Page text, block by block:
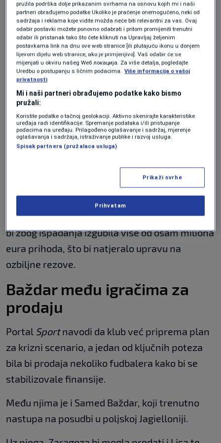
Modrić u petoj deceniji pravi
spektakularan transfer? Hrvat
potvrdio: "Želio bih ga dovesti..."
NOGOMET|13. maj.
Drakonska kazna: Suspendovan na 11
godina!
OSTALI SPORTOVI 13. maj.
Slavni španski klub zauzima pretposljednje
mjesto sa 35 osvojenih bodova, četiri manje od
sigurne zone, pa je scenario ispadanja u treći
rang španskog fudbala sve realniji.
Takav rasplet predstavljao bi ogroman
finansijski udarac za klub.
Prema procjenama španskih medija, Zaragoza
bi zbog ispadanja izgubila više od osam miliona
eura prihoda, što bi natjeralo upravu na
ozbiljne rezove.
Baždar među igračima za
prodaju
Portal Sportnavodi da klub već priprema plan
za krizni scenario, a jedan od ključnih poteza
bila bi prodaja nekoliko fudbalera kako bi se
stabilizovale finansije.
Među njima je i Samed Baždar, koji trenutno
nastupa na posudbi u poljskoj Jagielloniji.
pružila podrška dolje prikazanim svrhama na osnovu kojih mi i naši
partneri obrađujemo podatke Ukoliko je praćenje onemogućeno, neki od
sadržaja i reklama koje vidite možda neće biti relevantni za vas. Ovaj
odabir postavki možete ponovno odabrati i pritom promijeniti trenutni
odabir ili pristanak tako što ćete kliknuti na Upravljaj željenim
postavkama link na dnu ove web stranice [ili plutajuću ikonu u donjem
lijevom dijelu web stranice, ako je primjenjivo]. Vaš odabir će se
mijenjati u okviru našeg Wеб локација. Za više detalja, pogledajte
Uredbu o postupanju s ličnim podacima. Više informacija o vašoj
privatnosti
Mi i naši partneri obrađujemo podatke kako bismo
pružali:
Koristite podatke o tačnoj geolokaciji. Aktivno skenirajte karakteristike
uređaja radi identifikacije. Spremanje podataka i/ili pristupanje
podacima na uređaju. Prilagođeno oglašavanje i sadržaj, mjerenje
oglašavanja i sadržaja, istraživanje publike i razvoj usluga.
Spisak partnera (pružalaca usluga)
Prikaži svrhe
Prihvatam